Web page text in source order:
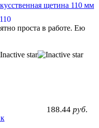
щетина 110 мм
проста в работе. Ею
188.44 руб.